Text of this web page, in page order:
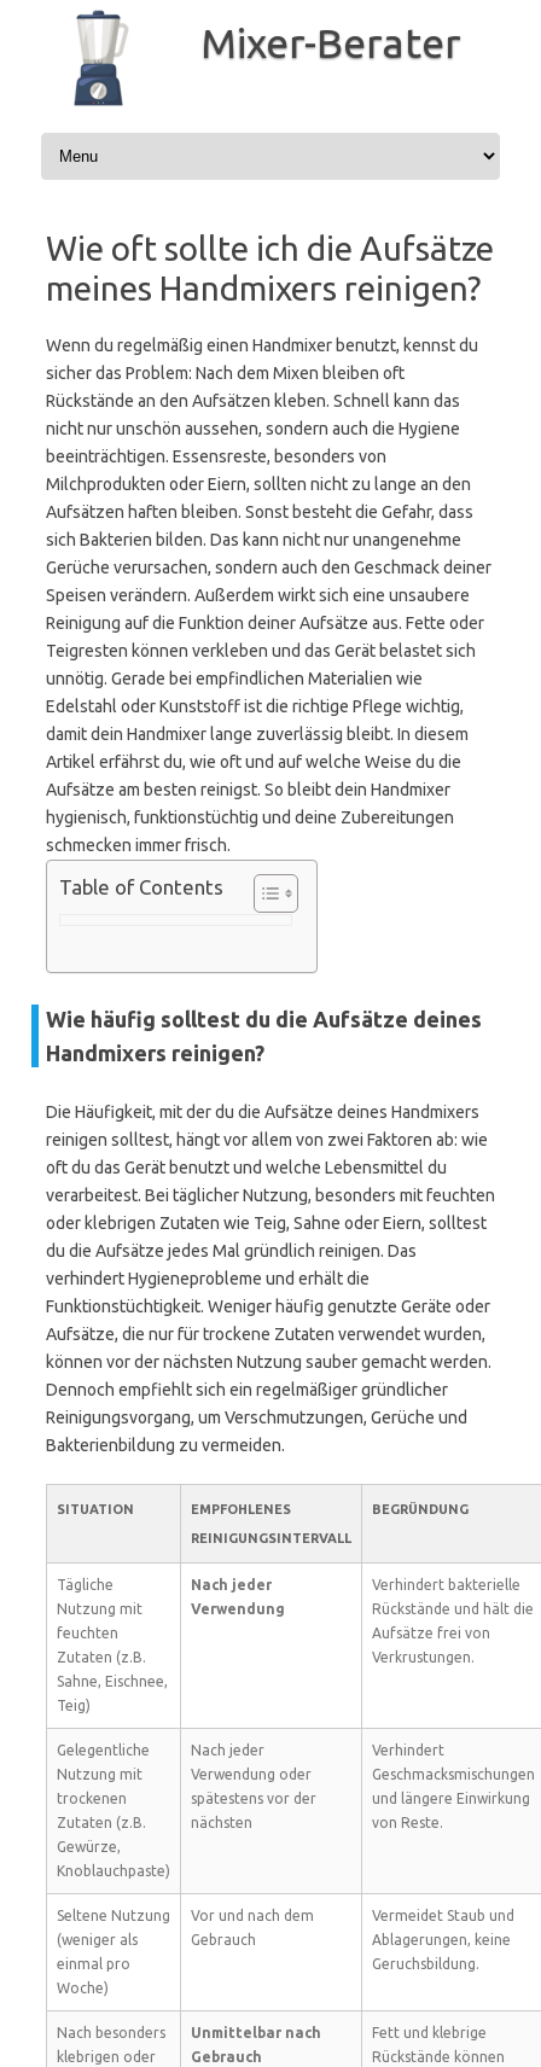
springen
Mixer-Berater
Wie oft sollte ich die Aufsätze
meines Handmixers reinigen?
Wenn du regelmäßig einen Handmixer benutzt, kennst du
sicher das Problem: Nach dem Mixen bleiben oft
Rückstände an den Aufsätzen kleben. Schnell kann das
nicht nur unschön aussehen, sondern auch die Hygiene
beeinträchtigen. Essensreste, besonders von
Milchprodukten oder Eiern, sollten nicht zu lange an den
Aufsätzen haften bleiben. Sonst besteht die Gefahr, dass
sich Bakterien bilden. Das kann nicht nur unangenehme
Gerüche verursachen, sondern auch den Geschmack deiner
Speisen verändern. Außerdem wirkt sich eine unsaubere
Reinigung auf die Funktion deiner Aufsätze aus. Fette oder
Teigresten können verkleben und das Gerät belastet sich
unnötig. Gerade bei empfindlichen Materialien wie
Edelstahl oder Kunststoff ist die richtige Pflege wichtig,
damit dein Handmixer lange zuverlässig bleibt. In diesem
Artikel erfährst du, wie oft und auf welche Weise du die
Aufsätze am besten reinigst. So bleibt dein Handmixer
hygienisch, funktionstüchtig und deine Zubereitungen
schmecken immer frisch.
Table of Contents
Wie häufig solltest du die Aufsätze deines
Handmixers reinigen?
Die Häufigkeit, mit der du die Aufsätze deines Handmixers
reinigen solltest, hängt vor allem von zwei Faktoren ab: wie
oft du das Gerät benutzt und welche Lebensmittel du
verarbeitest. Bei täglicher Nutzung, besonders mit feuchten
oder klebrigen Zutaten wie Teig, Sahne oder Eiern, solltest
du die Aufsätze jedes Mal gründlich reinigen. Das
verhindert Hygieneprobleme und erhält die
Funktionstüchtigkeit. Weniger häufig genutzte Geräte oder
Aufsätze, die nur für trockene Zutaten verwendet wurden,
können vor der nächsten Nutzung sauber gemacht werden.
Dennoch empfiehlt sich ein regelmäßiger gründlicher
Reinigungsvorgang, um Verschmutzungen, Gerüche und
Bakterienbildung zu vermeiden.
SITUATION
EMPFOHLENES
REINIGUNGSINTERVALL
BEGRÜNDUNG
Tägliche
Nutzung mit
feuchten
Zutaten (z.B.
Sahne, Eischnee,
Teig)
Nach jeder
Verwendung
Verhindert bakterielle
Rückstände und hält die
Aufsätze frei von
Verkrustungen.
Gelegentliche
Nutzung mit
trockenen
Zutaten (z.B.
Gewürze,
Knoblauchpaste)
Nach jeder
Verwendung oder
spätestens vor der
nächsten
Verhindert
Geschmacksmischungen
und längere Einwirkung
von Reste.
Seltene Nutzung
(weniger als
einmal pro
Woche)
Vor und nach dem
Gebrauch
Vermeidet Staub und
Ablagerungen, keine
Geruchsbildung.
Nach besonders
klebrigen oder
Unmittelbar nach
Gebrauch
Fett und klebrige
Rückstände können